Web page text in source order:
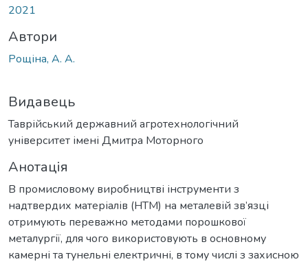
2021
Автори
Рощіна, А. А.
Видавець
Таврійський державний агротехнологічний
університет імені Дмитра Моторного
Анотація
В промисловому виробництві інструменти з
надтвердих матеріалів (НТМ) на металевій зв’язці
отримують переважно методами порошкової
металургії, для чого використовують в основному
камерні та тунельні електричні, в тому числі з захисною